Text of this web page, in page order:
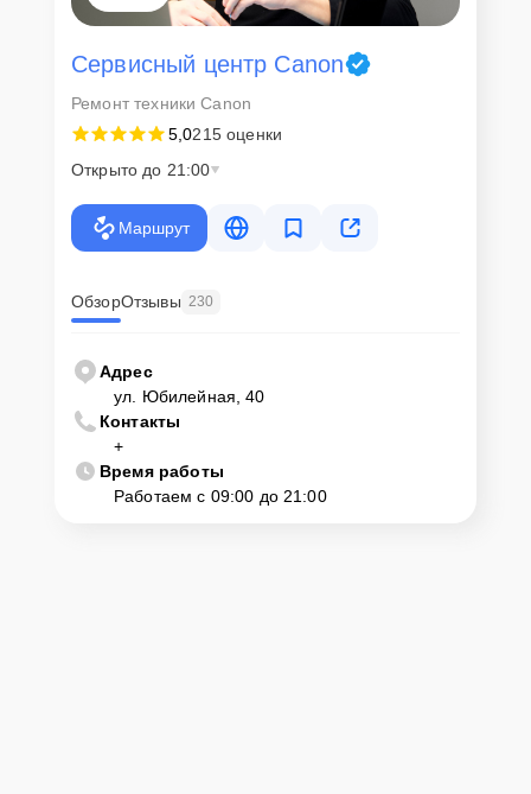
Сервисный центр Canon
Ремонт техники Canon
5,0215 оценки
Открыто до 21:00
Маршрут
ОбзорОтзывы 230
Адрес
ул. Юбилейная, 40
Контакты
+
Время работы
Работаем с 09:00 до 21:00